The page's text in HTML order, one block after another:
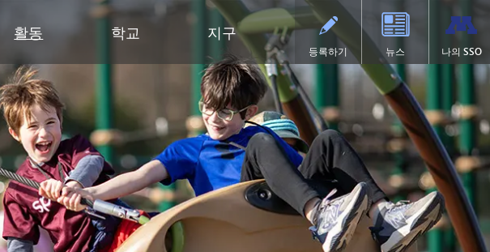
유아기
영유아 건강 검진
유아기 가족 교육(ECFE)
유아 특수교육 (ECSE)
주니어 익스플로러 어린이집
미네토카 유치원
초등부 (유치원~5학년)
교육 과정
고등학교 (9~12
학술적 수상 내역
대학 선이수 과
캡스톤
미술
졸업 요건
국제 바칼로레아
국제학
언어 몰입 교육
중학교 (6~8학년)
학술적 수상 내역
강좌 안내
언어 몰입 교육 (6~8학년)
활동
활동 - MMW
고등학교 활동
동아리 및 특별 활동
문의하기
미네토카 합창단(새 창/탭에서 열림)
미네토카 밴드(새 창/탭에서 열림)
고등학교 체육
시설
자주 묻는 질문
연락처
등록(새 창/탭에서 열림)
스포츠
스포츠 소식
티켓
학교
초등학교
클리어 스프링스 초등학교
딥헤이븐 초등학교
엑셀시어 초등학교
그로브랜드 초등학교
미네와슈타 초등학교
스케닉 하이츠 초등학교
중학교
동부 중학교
웨스트 중학교
고등학교
미네토카 고등학교
전환 교육
SAIL 전환 프로
이러닝
톤카 온라인
지구
부서
예산 및 재무
입찰 및 제안서 모집
커뮤니케이션
시설 이용 및 대관
인사
영양 서비스
재학생 및 일반 모집
안전 및 보안
파트너
후원회
사례
다이아몬드 클럽(새 창/탭에서 열림)
가족 협력 프로그램
미네토카 동창회
미네토카 재단
스키퍼스 후원회
프로그램
1:1 아이패드 정보
제504조
학교 폭력 예방
디지털 헬스 &
영어 학습자 (EL)
보건 서비스
집에 갇힌
맥키니-벤토 지원
등록하기 뉴스 나의 SSO